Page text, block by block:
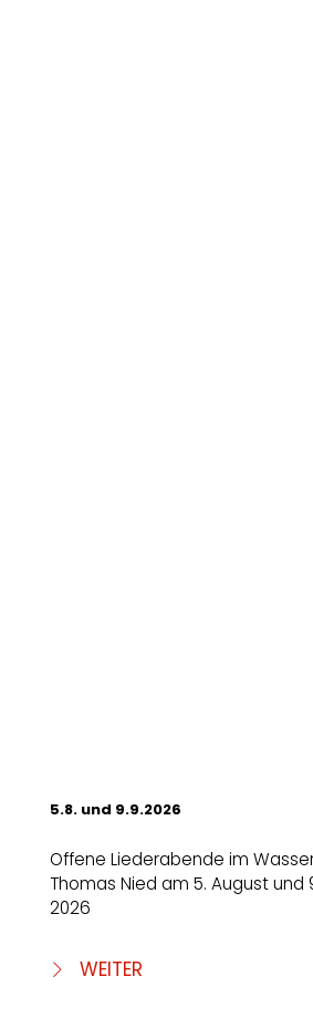
5.8. und 9.9.2026
Offene Liederabende im
Thomas Nied am 5. August und
2026
WEITER